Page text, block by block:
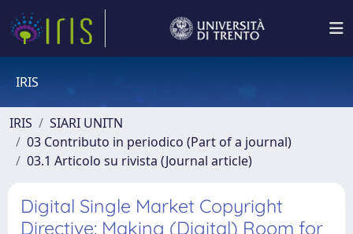
IRIS
IRIS
SIARI UNITN
03 Contributo in periodico (Part of a journal)
03.1 Articolo su rivista (Journal article)
Digital Single Market Copyright
Directive: Making (Digital) Room for